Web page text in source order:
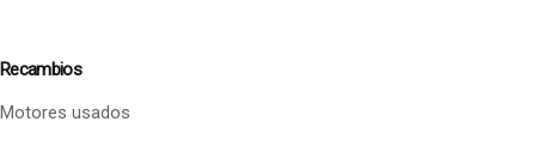
Recambios
Motores usados